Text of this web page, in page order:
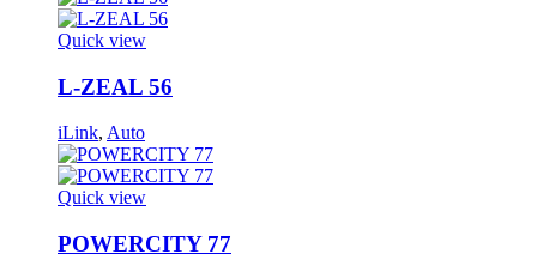
Quick view
L-ZEAL 56
iLink, Auto
Quick view
POWERCITY 77